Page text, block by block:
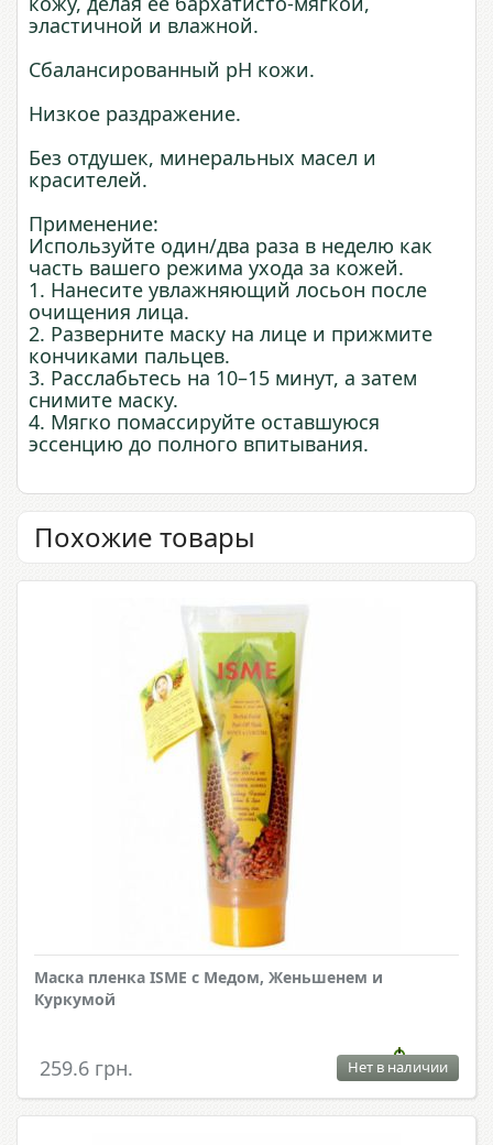
эластичной и влажной.
Сбалансированный pH кожи.
Низкое раздражение.
Без отдушек, минеральных масел и
красителей.
Применение:
Используйте один/два раза в неделю как
часть вашего режима ухода за кожей.
1. Нанесите увлажняющий лосьон после
очищения лица.
2. Разверните маску на лице и прижмите
кончиками пальцев.
3. Расслабьтесь на 10–15 минут, а затем
снимите маску.
4. Мягко помассируйте оставшуюся
эссенцию до полного впитывания.
Похожие товары
Маска пленка ISME с Медом, Женьшенем и
Куркумой
259.6 грн. Нет в наличии